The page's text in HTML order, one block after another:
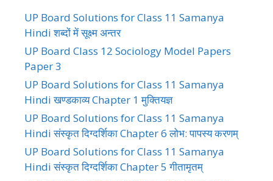
UP Board Solutions for Class 11 Samanya
Hindi शब्दों में सूक्ष्म अन्तर
UP Board Class 12 Sociology Model Papers
Paper 3
UP Board Solutions for Class 11 Samanya
Hindi खण्डकाव्य Chapter 1 मुक्तियज्ञ
UP Board Solutions for Class 11 Samanya
Hindi संस्कृत दिग्दर्शिका Chapter 6 लोभ: पापस्य करणम्
UP Board Solutions for Class 11 Samanya
Hindi संस्कृत दिग्दर्शिका Chapter 5 गीतामृतम्